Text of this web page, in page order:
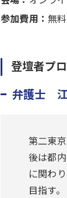
参加費用： 無料
登壇者プ
弁護士
第二東
後は都
に関わ
目指す